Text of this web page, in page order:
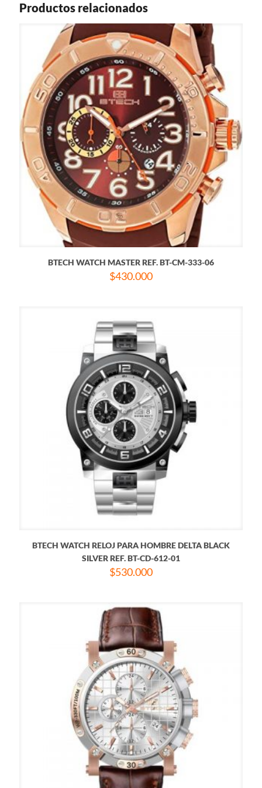
Productos relacionados
BTECH WATCH MASTER REF. BT-CM-333-06
$430.000
BTECH WATCH RELOJ PARA HOMBRE DELTA BLACK
SILVER REF. BT-CD-612-01
$530.000